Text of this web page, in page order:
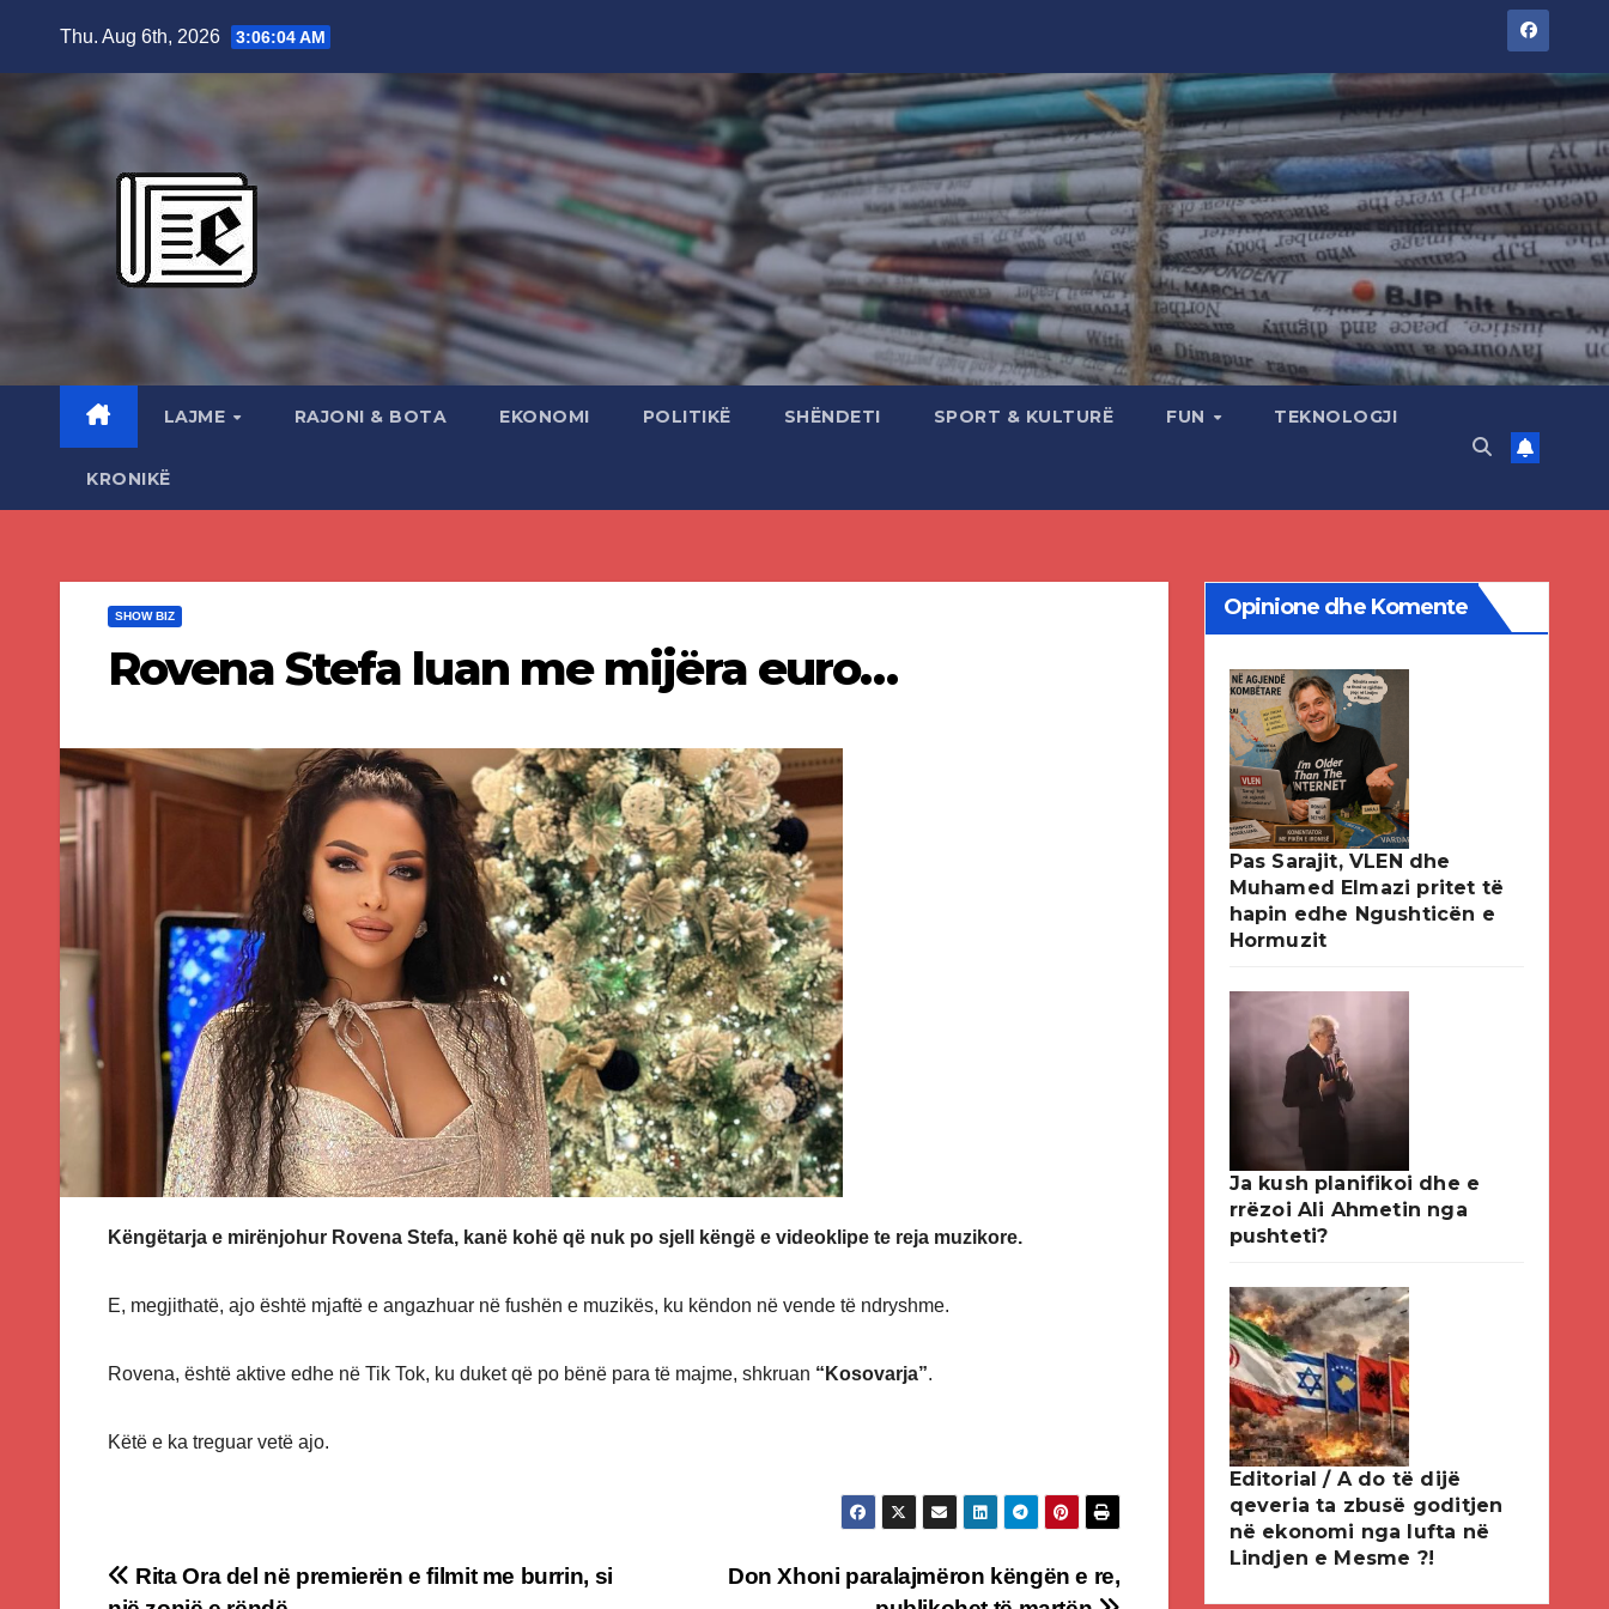
Thu. Aug 6th, 2026 3:06:05 AM
LAJME RAJONI & BOTA EKONOMI POLITIKË SHËNDETI SPORT & KULTURË FUN TEKNOLOGJI
KRONIKË
SHOW BIZ
Rovena Stefa luan me mijëra euro…
Këngëtarja e mirënjohur Rovena Stefa, kanë kohë që nuk po sjell këngë e videoklipe te reja muzikore.
E, megjithatë, ajo është mjaftë e angazhuar në fushën e muzikës, ku këndon në vende të ndryshme.
Rovena, është aktive edhe në Tik Tok, ku duket që po bënë para të majme, shkruan “Kosovarja”.
Këtë e ka treguar vetë ajo.
Post
Don Xhoni paralajmëron këngën e re,
Rita Ora del në premierën e filmit me burrin, si
Opinione dhe Komente
Pas Sarajit, VLEN dhe
Muhamed Elmazi pritet të
hapin edhe Ngushticën e
Hormuzit
Ja kush planifikoi dhe e
rrëzoi Ali Ahmetin nga
pushteti?
Editorial / A do të dijë
qeveria ta zbusë goditjen
në ekonomi nga lufta në
Lindjen e Mesme ?!